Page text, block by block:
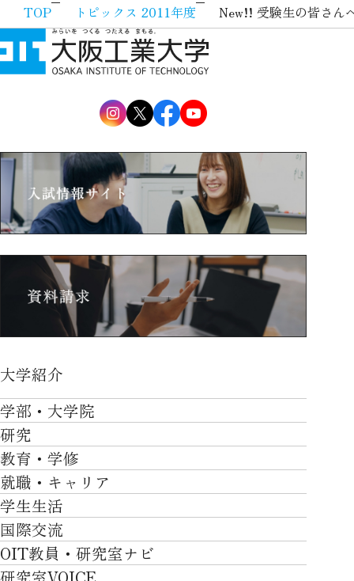
TOP
トピックス 2011年度 New!! 受験生の皆さん
大学紹介
大学紹介TOP
OVER THE LIMIT
大学について
施設一覧
社会・地域・高大連携
川上村での取り組み
アクセス
学部・大学院
学部・大学院TOP
工学部
ロボティクス＆デザイン工学部
情報科学部
知的財産学部
工学研究科
研究
研究TOP
研究について
産官学連携
教育・学修
教育・学修TOP
卒業時質保証を担う独自の教育システム
自律学修
学習支援
就職・キャリア
就職・キャリアTOP
就職サポート
キャリア形成
学生生活
学生生活TOP
キャンパスライフ
国際交流
国際交流TOP
OIT教員・研究室ナビ